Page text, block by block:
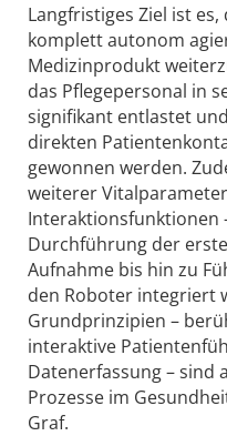
Langfristiges Ziel ist
komplett autonom
Medizinprodukt
das Pflegepersonal in
signifikant entlastet
direkten
gewonnen werden.
weiterer
Interaktionsfunktionen
Durchführung der
Aufnahme bis hin zu
den Roboter integriert
Grundprinzipien –
interaktive
Datenerfassung – sind
Prozesse im
Graf.